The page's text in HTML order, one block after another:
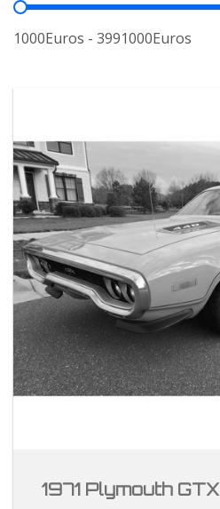
Prix
1000Euros - 3991000Euros
1971 Plymouth GTX